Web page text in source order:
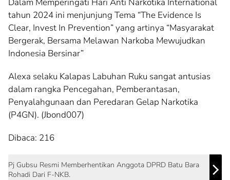
tahun 2024 ini menjunjung Tema “The Evidence Is
Clear, Invest In Prevention” yang artinya “Masyarakat
Bergerak, Bersama Melawan Narkoba Mewujudkan
Indonesia Bersinar”
Alexa selaku Kalapas Labuhan Ruku sangat antusias
dalam rangka Pencegahan, Pemberantasan,
Penyalahgunaan dan Peredaran Gelap Narkotika
(P4GN). (Jbond007)
Dibaca: 216
Pj Gubsu Resmi Memberhentikan Anggota DPRD Batu Bara
Rohadi Dari F-NKB.